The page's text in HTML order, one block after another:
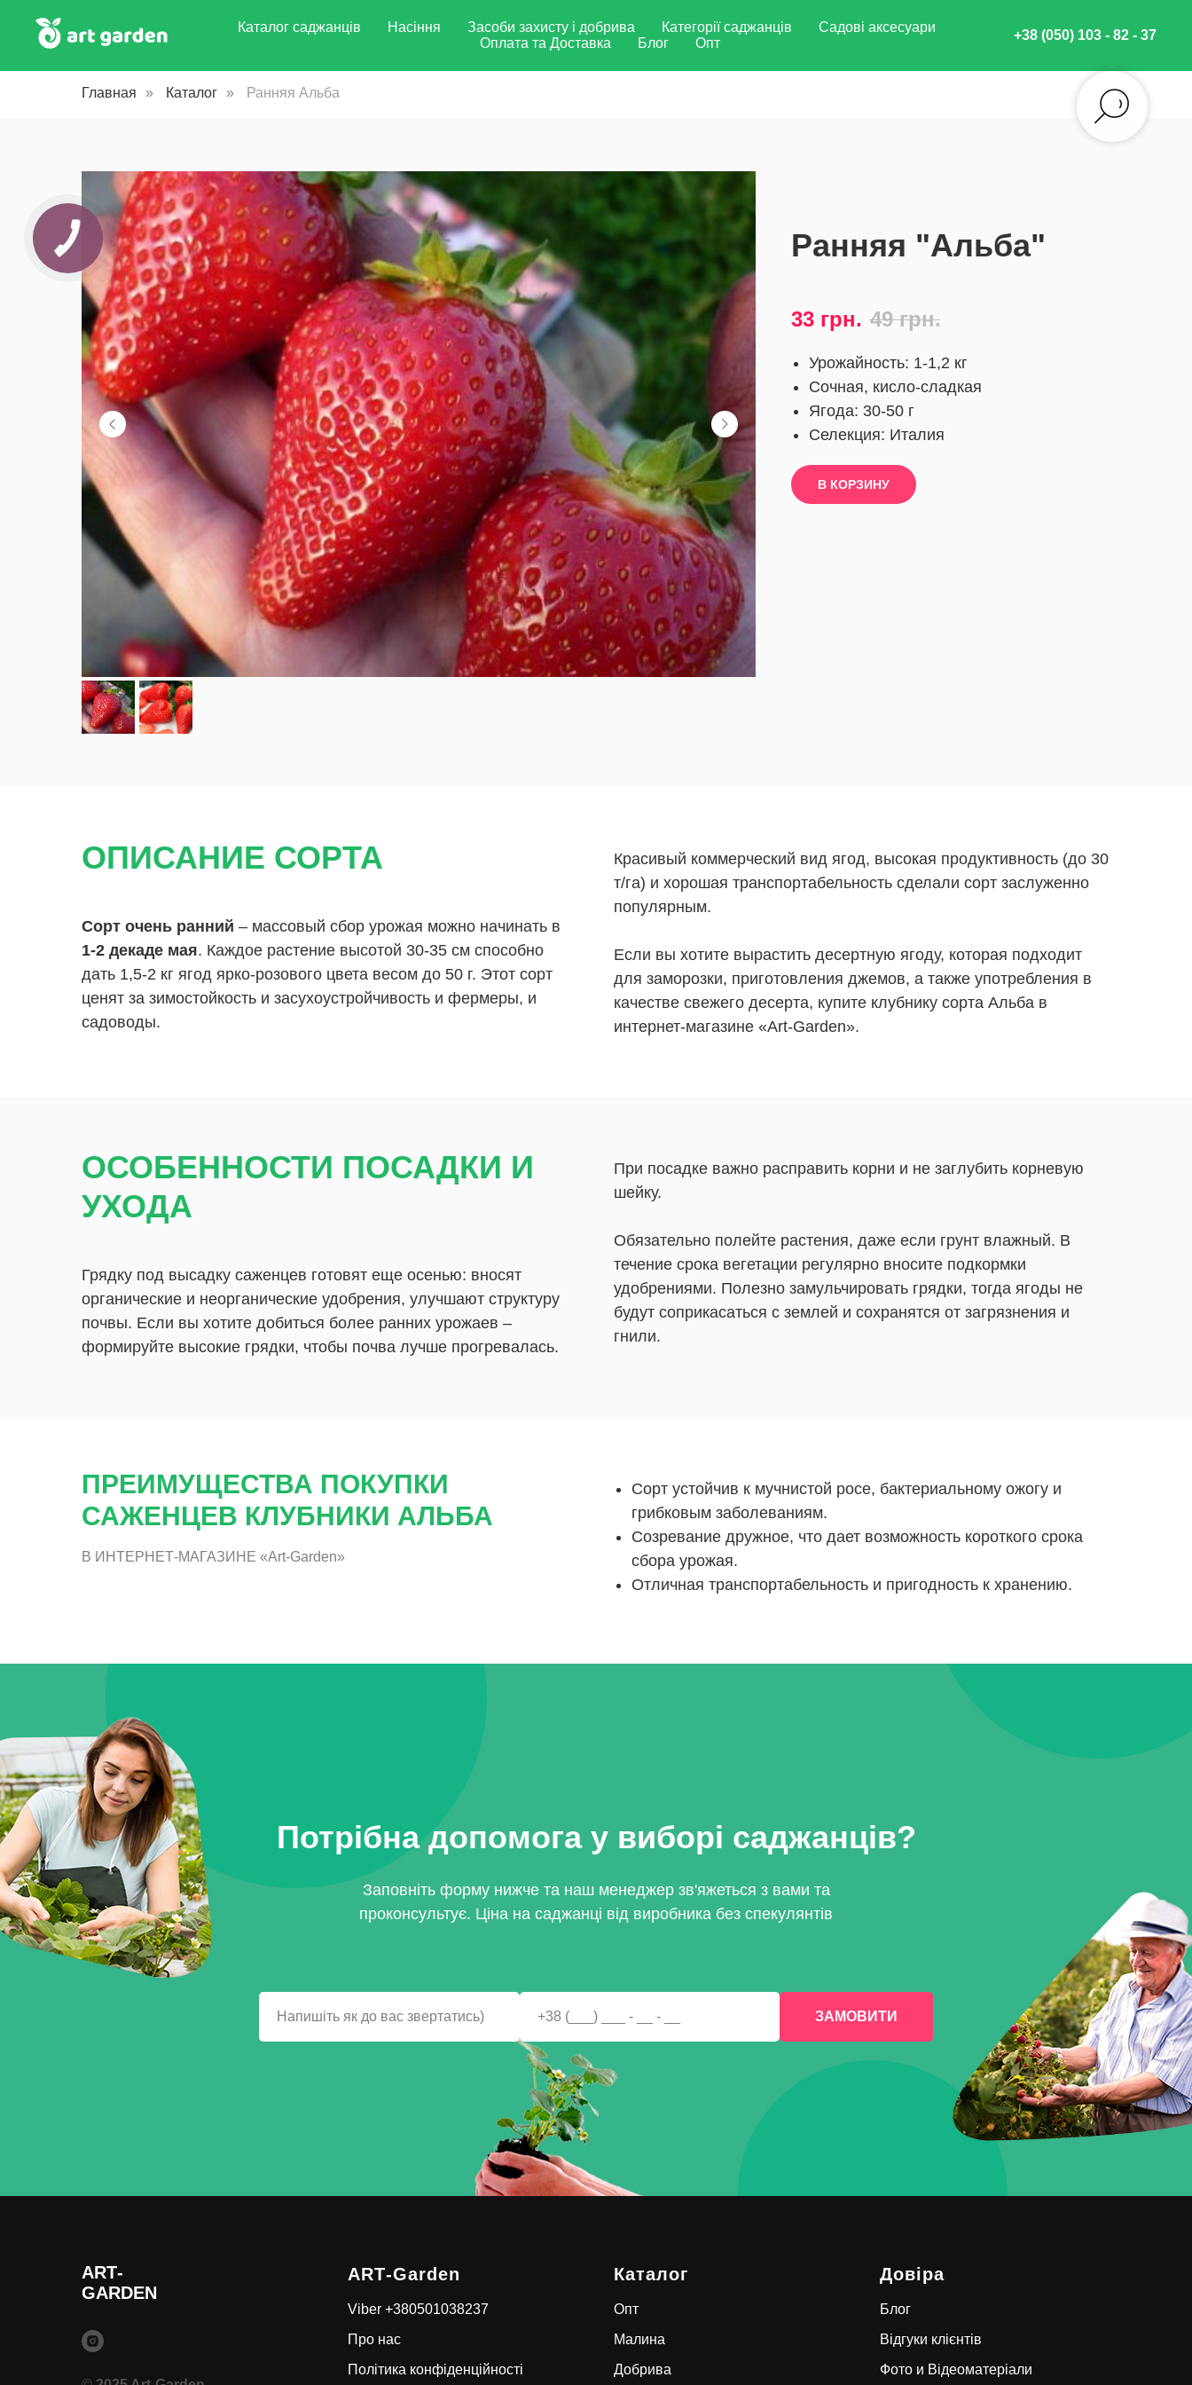
Каталог саджанців Насіння Засоби захисту і добрива Категорії саджанців
Садові аксесуари
Оплата та Доставка
Блог Опт
+38 (050) 103 - 82 - 37
Главная » Каталог » Ранняя Альба
Ранняя "Альба"
33 грн. 49 грн.
Урожайность: 1-1,2 кг
Сочная, кисло-сладкая
Ягода: 30-50 г
Селекция: Италия
В КОРЗИНУ
ОПИСАНИЕ СОРТА
Сорт очень ранний – массовый сбор урожая можно начинать в
1-2 декаде мая. Каждое растение высотой 30-35 см способно
дать 1,5-2 кг ягод ярко-розового цвета весом до 50 г. Этот сорт
ценят за зимостойкость и засухоустройчивость и фермеры, и
садоводы.
Красивый коммерческий вид ягод, высокая продуктивность (до 30
т/га) и хорошая транспортабельность сделали сорт заслуженно
популярным.
Если вы хотите вырастить десертную ягоду, которая подходит
для заморозки, приготовления джемов, а также употребления в
качестве свежего десерта, купите клубнику сорта Альба в
интернет-магазине «Art-Garden».
ОСОБЕННОСТИ ПОСАДКИ И
УХОДА
Грядку под высадку саженцев готовят еще осенью: вносят
органические и неорганические удобрения, улучшают структуру
почвы. Если вы хотите добиться более ранних урожаев –
формируйте высокие грядки, чтобы почва лучше прогревалась.
При посадке важно расправить корни и не заглубить корневую
шейку.
Обязательно полейте растения, даже если грунт влажный. В
течение срока вегетации регулярно вносите подкормки
удобрениями. Полезно замульчировать грядки, тогда ягоды не
будут соприкасаться с землей и сохранятся от загрязнения и
гнили.
ПРЕИМУЩЕСТВА ПОКУПКИ
САЖЕНЦЕВ КЛУБНИКИ АЛЬБА
В ИНТЕРНЕТ-МАГАЗИНЕ «Art-Garden»
Сорт устойчив к мучнистой росе, бактериальному ожогу и
грибковым заболеваниям.
Созревание дружное, что дает возможность короткого срока
сбора урожая.
Отличная транспортабельность и пригодность к хранению.
Потрібна допомога у виборі саджанців?
Заповніть форму нижче та наш менеджер зв'яжеться з вами та
проконсультує. Ціна на саджанці від виробника без спекулянтів
ЗАМОВИТИ
ART-
GARDEN
ART-Garden
Viber +380501038237
Про нас
Політика конфіденційності
Каталог
Опт
Малина
Добрива
Довіра
Блог
Відгуки клієнтів
Фото и Відеоматеріали